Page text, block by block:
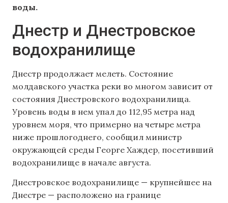
воды.
Днестр и Днестровское
водохранилище
Днестр продолжает мелеть. Состояние
молдавского участка реки во многом зависит от
состояния Днестровского водохранилища.
Уровень воды в нем упал до 112,95 метра над
уровнем моря, что примерно на четыре метра
ниже прошлогоднего, сообщил министр
окружающей среды Георге Хаждер, посетивший
водохранилище в начале августа.
Днестровское водохранилище — крупнейшее на
Днестре — расположено на границе